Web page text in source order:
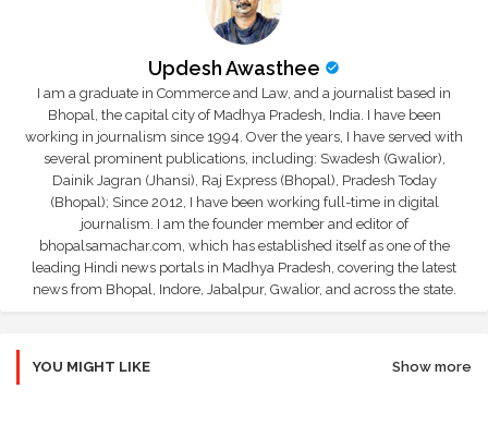
Updesh Awasthee
I am a graduate in Commerce and Law, and a journalist based in
Bhopal, the capital city of Madhya Pradesh, India. I have been
working in journalism since 1994. Over the years, I have served with
several prominent publications, including: Swadesh (Gwalior),
Dainik Jagran (Jhansi), Raj Express (Bhopal), Pradesh Today
(Bhopal); Since 2012, I have been working full-time in digital
journalism. I am the founder member and editor of
bhopalsamachar.com, which has established itself as one of the
leading Hindi news portals in Madhya Pradesh, covering the latest
news from Bhopal, Indore, Jabalpur, Gwalior, and across the state.
YOU MIGHT LIKE Show more